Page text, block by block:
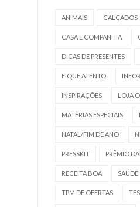
ANIMAIS CALÇADOS
CASA E COMPANHIA
DICAS DE PRESENTES
FIQUE ATENTO
INSPIRAÇÕES LOJA
MATÉRIAS ESPECIAIS
NATAL/FIM DE ANO
PRESSKIT PRÊMIO
RECEITA BOA SAÚDE
TPM DE OFERTAS